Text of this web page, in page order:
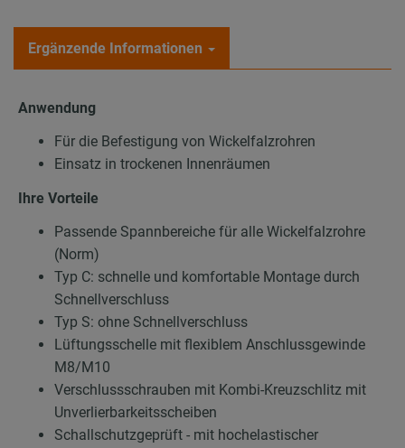
Ergänzende Informationen
Anwendung
Für die Befestigung von Wickelfalzrohren
Einsatz in trockenen Innenräumen
Ihre Vorteile
Passende Spannbereiche für alle Wickelfalzrohre
(Norm)
Typ C: schnelle und komfortable Montage durch
Schnellverschluss
Typ S: ohne Schnellverschluss
Lüftungsschelle mit flexiblem Anschlussgewinde
M8/M10
Verschlussschrauben mit Kombi-Kreuzschlitz mit
Unverlierbarkeitsscheiben
Schallschutzgeprüft - mit hochelastischer